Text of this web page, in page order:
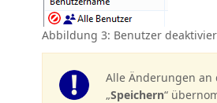
Abbildung 3: Benutzer
Alle Änderungen
„Speichern“